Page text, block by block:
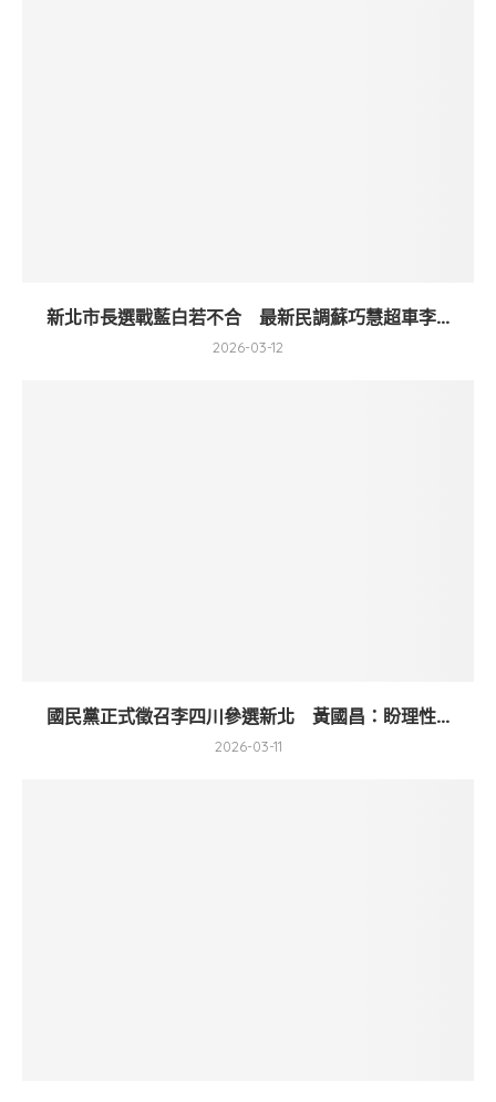
新北市長選戰藍白若不合 最新民調蘇巧慧超車李...
2026-03-12
國民黨正式徵召李四川參選新北 黃國昌：盼理性...
2026-03-11